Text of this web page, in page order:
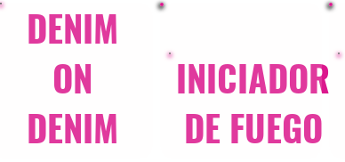
DENIM
ON
DENIM
INICIADOR
DE FUEGO